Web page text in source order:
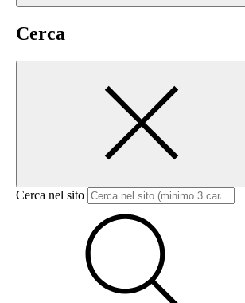
Cerca
Cerca nel sito